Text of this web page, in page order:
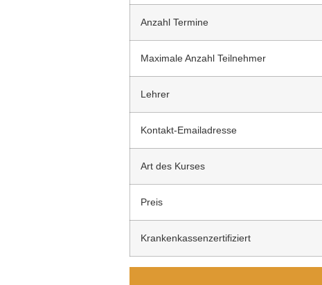
Anzahl Termine
Maximale Anzahl Teilnehmer
Lehrer
Kontakt-Emailadresse
Art des Kurses
Preis
Krankenkassenzertifiziert